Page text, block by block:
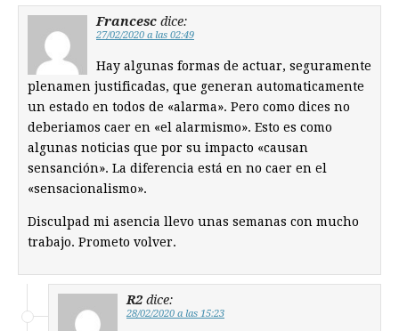
Francesc dice:
27/02/2020 a las 02:49
Hay algunas formas de actuar, seguramente
plenamen justificadas, que generan automaticamente
un estado en todos de «alarma». Pero como dices no
deberiamos caer en «el alarmismo». Esto es como
algunas noticias que por su impacto «causan
sensanción». La diferencia está en no caer en el
«sensacionalismo».
Disculpad mi asencia llevo unas semanas con mucho
trabajo. Prometo volver.
R2 dice:
28/02/2020 a las 15:23